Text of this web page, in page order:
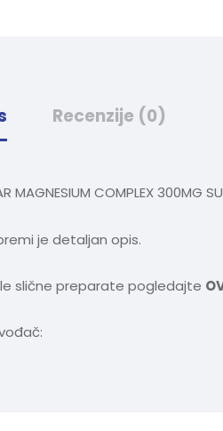
Recenzije (0)
MAGNESIUM COMPLEX 300MG
je detaljan opis.
slične preparate pogledajte